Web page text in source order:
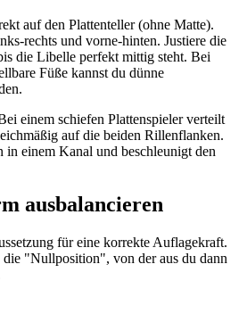
auf den Plattenteller (ohne Matte).
rechts und vorne-hinten. Justiere die
die Libelle perfekt mittig steht. Bei
Füße kannst du dünne
einem schiefen Plattenspieler verteilt
auf die beiden Rillenflanken.
in einem Kanal und beschleunigt den
ausbalancieren
für eine korrekte Auflagekraft.
"Nullposition", von der aus du dann